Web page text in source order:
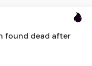
found dead after